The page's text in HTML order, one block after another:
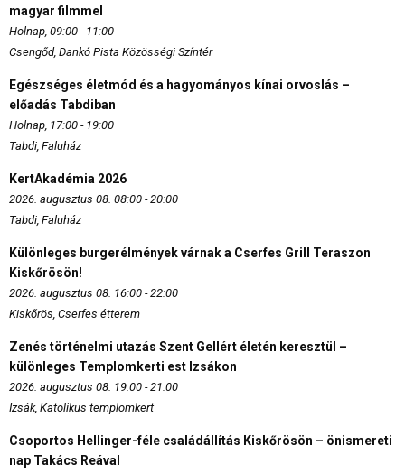
magyar filmmel
Holnap, 09:00 - 11:00
Csengőd, Dankó Pista Közösségi Színtér
Egészséges életmód és a hagyományos kínai orvoslás –
előadás Tabdiban
Holnap, 17:00 - 19:00
Tabdi, Faluház
KertAkadémia 2026
2026. augusztus 08. 08:00 - 20:00
Tabdi, Faluház
Különleges burgerélmények várnak a Cserfes Grill Teraszon
Kiskőrösön!
2026. augusztus 08. 16:00 - 22:00
Kiskőrös, Cserfes étterem
Zenés történelmi utazás Szent Gellért életén keresztül –
különleges Templomkerti est Izsákon
2026. augusztus 08. 19:00 - 21:00
Izsák, Katolikus templomkert
Csoportos Hellinger-féle családállítás Kiskőrösön – önismereti
nap Takács Reával